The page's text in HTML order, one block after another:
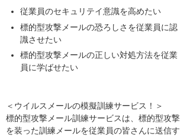
従業員のセキュリテイ意識を高めたい
標的型攻撃メールの恐ろしさを従業員に認
識させたい
標的型攻撃メールの正しい対処方法を従業
員に学ばせたい
＜ウイルスメールの模擬訓練サービス！＞
標的型攻撃メール訓練サービスは、標的型攻撃
を装った訓練メールを従業員の皆さんに送信す